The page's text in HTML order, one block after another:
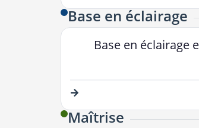
Base en éclairage​
Base en éclairage
Maîtrise